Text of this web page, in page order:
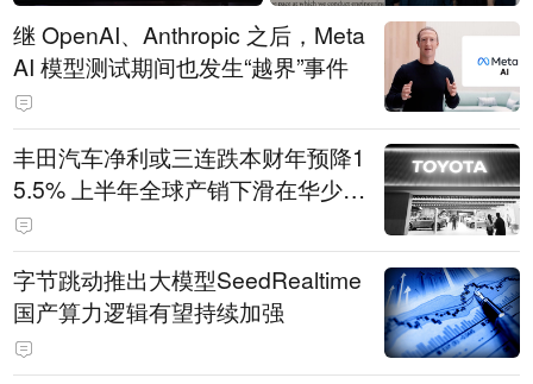
继 OpenAI、Anthropic 之后，Meta
AI 模型测试期间也发生“越界”事件
丰田汽车净利或三连跌本财年预降1
5.5% 上半年全球产销下滑在华少卖
14.3万辆
字节跳动推出大模型SeedRealtime
国产算力逻辑有望持续加强